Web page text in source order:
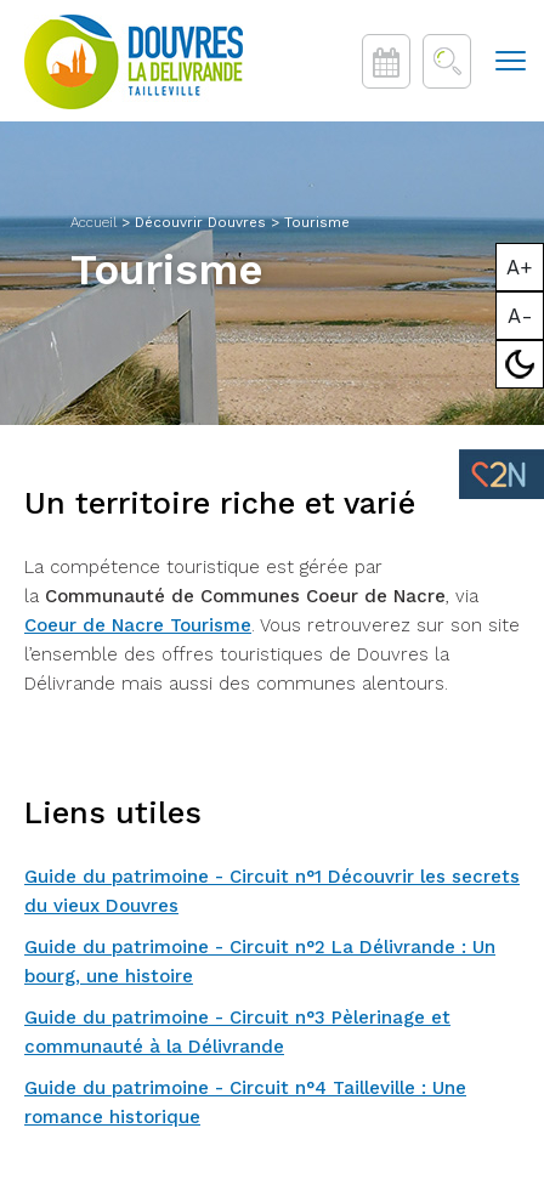
Accueil>Découvrir Douvres > Tourisme
Tourisme
Un territoire riche et varié
La compétence touristique est gérée par
la Communauté de Communes Coeur de Nacre, via
Coeur de Nacre Tourisme. Vous retrouverez sur son site
l’ensemble des offres touristiques de Douvres la
Délivrande mais aussi des communes alentours.
Liens utiles
Guide du patrimoine - Circuit n°1 Découvrir les secrets
du vieux Douvres
Guide du patrimoine - Circuit n°2 La Délivrande : Un
bourg, une histoire
Guide du patrimoine - Circuit n°3 Pèlerinage et
communauté à la Délivrande
Guide du patrimoine - Circuit n°4 Tailleville : Une
romance historique
A+
A-